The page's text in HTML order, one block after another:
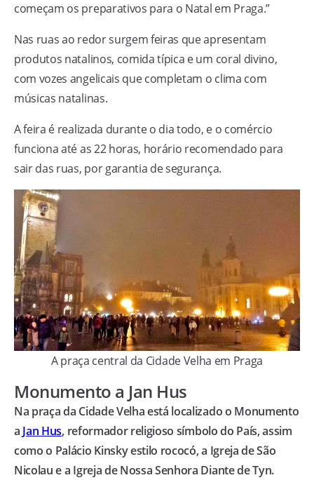
começam os preparativos para o Natal em Praga.”
Nas ruas ao redor surgem feiras que apresentam
produtos natalinos, comida típica e um coral divino,
com vozes angelicais que completam o clima com
músicas natalinas.
A feira é realizada durante o dia todo, e o comércio
funciona até as 22 horas, horário recomendado para
sair das ruas, por garantia de segurança.
A praça central da Cidade Velha em Praga
Monumento a Jan Hus
Na praça da Cidade Velha está localizado o Monumento
a Jan Hus, reformador religioso símbolo do País, assim
como o Palácio Kinsky estilo rococó, a Igreja de São
Nicolau e a Igreja de Nossa Senhora Diante de Tyn.